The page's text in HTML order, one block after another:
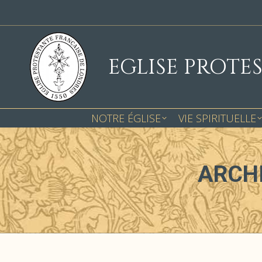
EGLISE
NOTRE ÉGLISE VIE SPIRITUELLE